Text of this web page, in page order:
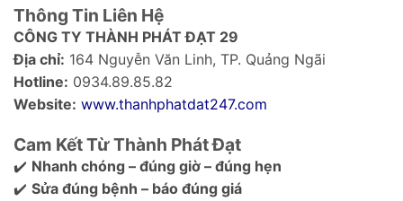
Thông Tin Liên Hệ
CÔNG TY THÀNH PHÁT ĐẠT 29
Địa chỉ: 164 Nguyễn Văn Linh, TP. Quảng Ngãi
Hotline: 0934.89.85.82
Website: www.thanhphatdat247.com
Cam Kết Từ Thành Phát Đạt
✔️ Nhanh chóng – đúng giờ – đúng hẹn
✔️ Sửa đúng bệnh – báo đúng giá